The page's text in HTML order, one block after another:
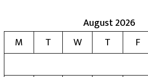
August 2026
M
T W T F